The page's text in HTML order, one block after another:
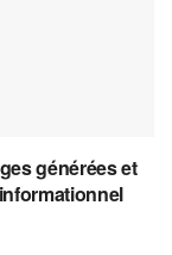
générées et